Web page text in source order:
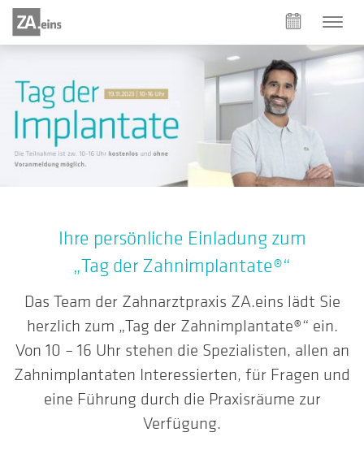
Ihre persönliche Einladung zum
„Tag der Zahnimplantate®“
Das Team der Zahnarztpraxis ZA.eins lädt Sie
herzlich zum „Tag der Zahnimplantate®“ ein.
Von 10 – 16 Uhr stehen die Spezialisten, allen an
Zahnimplantaten Interessierten, für Fragen und
eine Führung durch die Praxisräume zur
Verfügung.